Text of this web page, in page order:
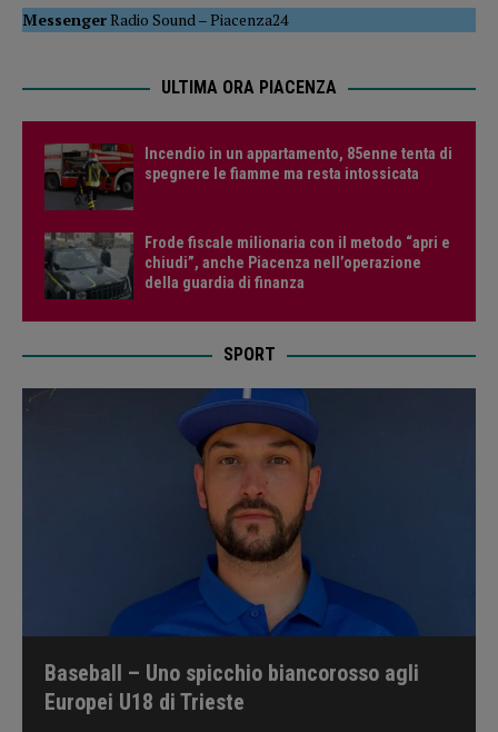
MessengerRadio Sound–Piacenza24
ULTIMA ORA PIACENZA
Incendio in un appartamento, 85enne tenta di
spegnere le fiamme ma resta intossicata
Frode fiscale milionaria con il metodo “apri e
chiudi”, anche Piacenza nell’operazione
della guardia di finanza
SPORT
Baseball – Uno spicchio biancorosso agli
Europei U18 di Trieste